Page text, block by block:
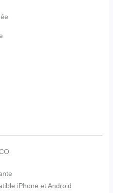
iPhone et Android